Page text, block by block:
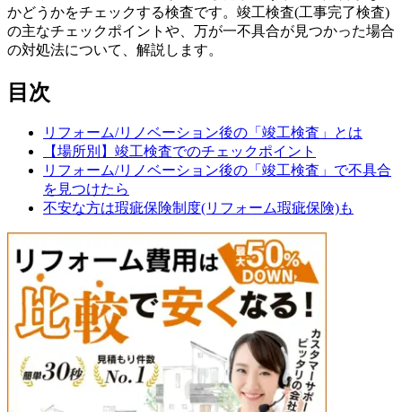
かどうかをチェックする検査です。竣工検査(工事完了検査)
の主なチェックポイントや、万が一不具合が見つかった場合
の対処法について、解説します。
目次
リフォーム/リノベーション後の「竣工検査」とは
【場所別】竣工検査でのチェックポイント
リフォーム/リノベーション後の「竣工検査」で不具合
を見つけたら
不安な方は瑕疵保険制度(リフォーム瑕疵保険)も